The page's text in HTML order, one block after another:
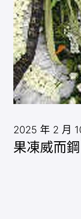
2025 年 2 月
果凍威而